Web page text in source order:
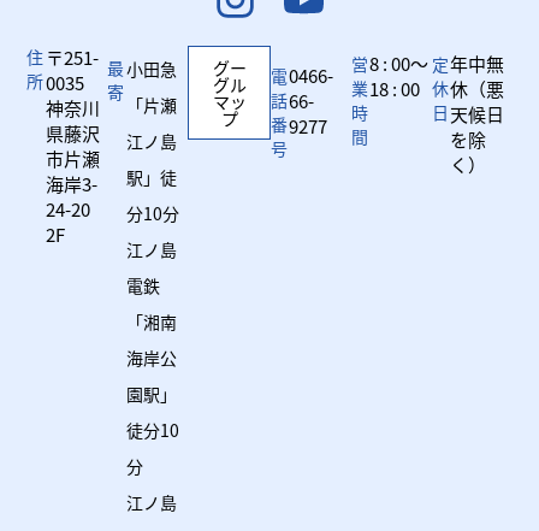
住
所
〒251-
0035
神奈川
県藤沢
市片瀬
海岸3-
24-20
2F
最
寄
小田急
「片瀬
江ノ島
駅」徒
分10分
江ノ島
電鉄
「湘南
海岸公
園駅」
徒分10
分
江ノ島
グー
グル
マッ
プ
電
話
番
号
0466-
66-
9277
営
業
時
間
8 : 00～
18 : 00
定
休
日
年中無
休（悪
天候日
を除
く）